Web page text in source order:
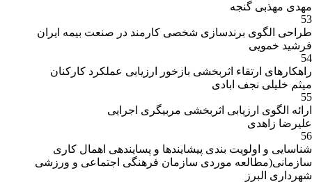
مهدی مهذبی گنجه
53
طراحی الگوی برندسازی شخصی کارمند در صنعت بیمه ایران
فرشید خمویی
54
راهکارهای ارتقاء اثربخشی بازخور ارزیابی عملکرد کارکنان
میثم خلیلی نجف ابادی
55
ارائه الگوی ارزیابی اثربخشی مربیگری اجرایی
علیرضا زاهدی
56
شناسایی و اولویت بندی پیشایندها و پسایندهی اهمال کاری
سازمانی(مطالعه موردی سازمان فرهنگی اجتماعی و ورزشی
شهرداری البرز